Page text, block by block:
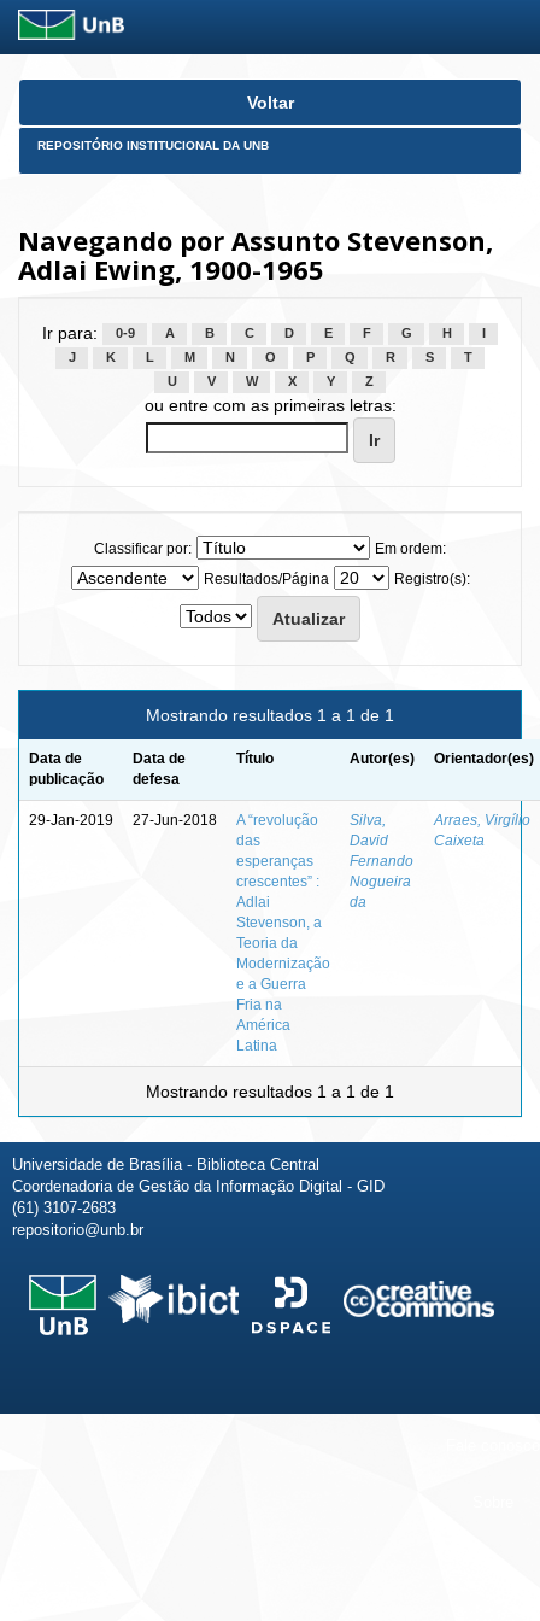
Skip
Voltar
REPOSITÓRIO INSTITUCIONAL DA UNB
Navegando por Assunto Stevenson,
Adlai Ewing, 1900-1965
Ir para: 0-9 A B C D E F G H
J
K L M N O P Q R S
T
U
V W X Y Z
ou entre com as primeiras letras:
Classificar por:
Em ordem:
Resultados/Página
Registro(s):
Mostrando resultados 1 a 1 de 1
Data de
publicação
Data de
defesa
Título Autor(es) Orientador(es)
29-Jan-2019 27-Jun-2018
A “revolução
das
esperanças
crescentes” :
Adlai
Stevenson, a
Teoria da
Modernização
e a Guerra
Fria na
América
Latina
Silva,
David
Fernando
Nogueira
da
Arraes, Virgílio
Caixeta
Mostrando resultados 1 a 1 de 1
Universidade de Brasília - Biblioteca Central
Coordenadoria de Gestão da Informação Digital - GID
(61) 3107-2683
repositorio@unb.br